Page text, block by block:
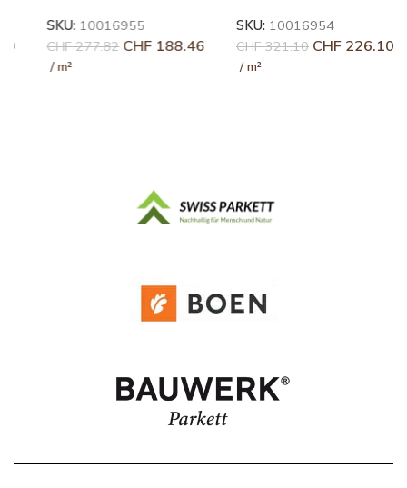
SKU:10016955
277.82 CHF 188.46
SKU:10016954
321.10 CHF 226.10